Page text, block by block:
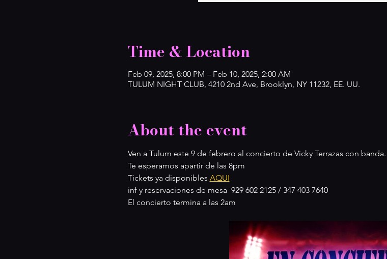
Time & Location
Feb 09, 2025, 8:00 PM – Feb 10, 2025, 2:00 AM
TULUM NIGHT CLUB, 4210 2nd Ave, Brooklyn, NY 11232, EE. UU.
About the event
Ven a Tulum este 9 de febrero al concierto de Vicky Terrazas con banda.
Te esperamos apartir de las 8pm
Tickets ya disponibles AQUI
inf y reservaciones de mesa  929 602 2125 / 347 403 7640
El concierto termina a las 2am